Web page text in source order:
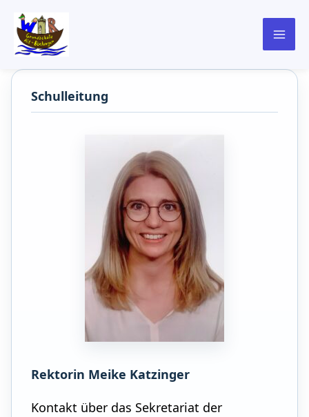
Schulleitung
Rektorin Meike Katzinger
Kontakt über das Sekretariat der